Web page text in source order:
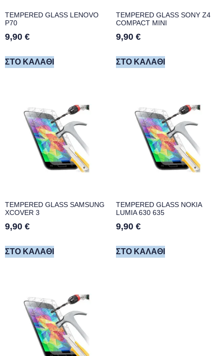
TEMPERED GLASS LENOVO
P70
9,90 €
ΣΤΟ ΚΑΛΆΘΙ
TEMPERED GLASS SONY Z4
COMPACT MINI
9,90 €
ΣΤΟ ΚΑΛΆΘΙ
TEMPERED GLASS SAMSUNG
XCOVER 3
9,90 €
ΣΤΟ ΚΑΛΆΘΙ
TEMPERED GLASS NOKIA
LUMIA 630 635
9,90 €
ΣΤΟ ΚΑΛΆΘΙ